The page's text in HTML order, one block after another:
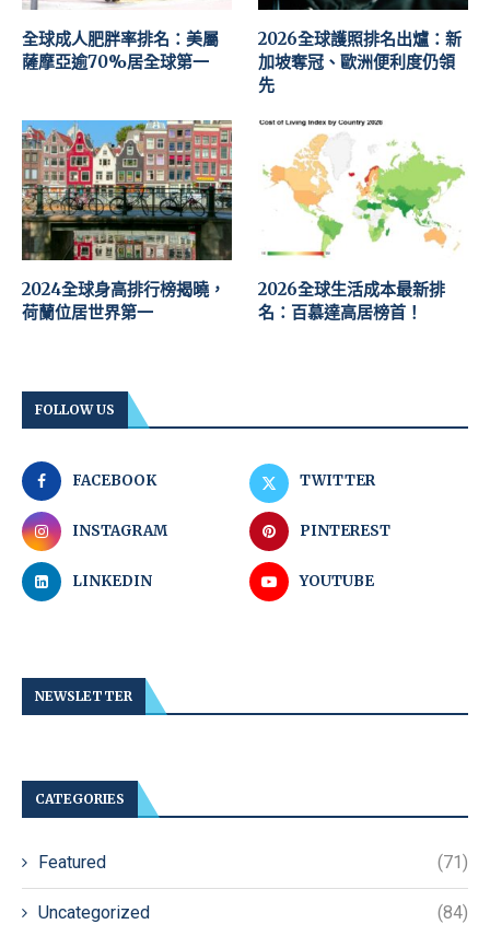
全球成人肥胖率排名：美屬
薩摩亞逾70%居全球第一
2026全球護照排名出爐：新
加坡奪冠、歐洲便利度仍領
先
2024全球身高排行榜揭曉，
荷蘭位居世界第一
2026全球生活成本最新排
名：百慕達高居榜首！
FOLLOW US
FACEBOOK TWITTER
INSTAGRAM PINTEREST
LINKEDIN YOUTUBE
NEWSLETTER
CATEGORIES
Featured (71)
Uncategorized (84)